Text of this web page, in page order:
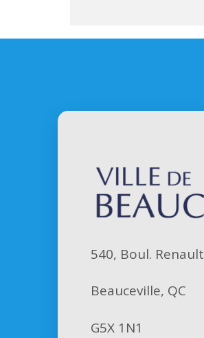
540, Boul. Renault
Beauceville, QC
G5X 1N1